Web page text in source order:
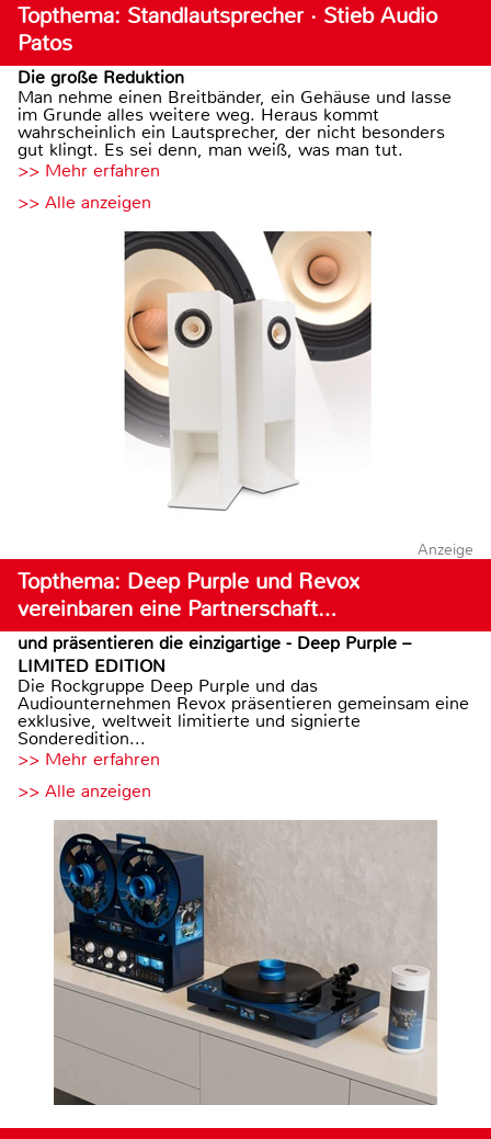
Topthema: Standlautsprecher · Stieb Audio
Patos
Die große Reduktion
Man nehme einen Breitbänder, ein Gehäuse und lasse
im Grunde alles weitere weg. Heraus kommt
wahrscheinlich ein Lautsprecher, der nicht besonders
gut klingt. Es sei denn, man weiß, was man tut.
>> Mehr erfahren
>> Alle anzeigen
Anzeige
Topthema: Deep Purple und Revox
vereinbaren eine Partnerschaft…
und präsentieren die einzigartige - Deep Purple –
LIMITED EDITION
Die Rockgruppe Deep Purple und das
Audiounternehmen Revox präsentieren gemeinsam eine
exklusive, weltweit limitierte und signierte
Sonderedition...
>> Mehr erfahren
>> Alle anzeigen